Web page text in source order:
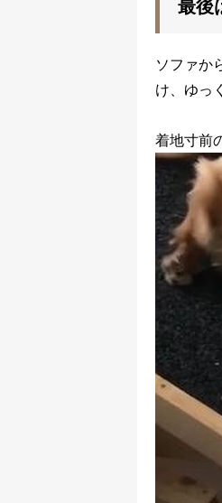
最後
ソファか
け、ゆっ
着地寸前